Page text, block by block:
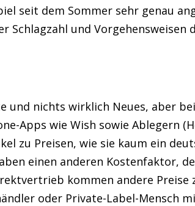
seit dem Sommer sehr genau
Schlagzahl und Vorgehensweisen
und nichts wirklich Neues, aber
Apps wie Wish sowie Ablegern
zu Preisen, wie sie kaum ein
einen anderen Kostenfaktor,
kommen andere Preise
oder Private-Label-Mensch